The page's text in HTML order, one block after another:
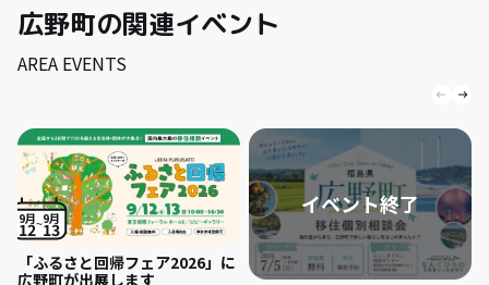
広野町の関連イベント
AREA EVENTS
9月
12
9月
13
「ふるさと回帰フェア2026」に
広野町が出展します